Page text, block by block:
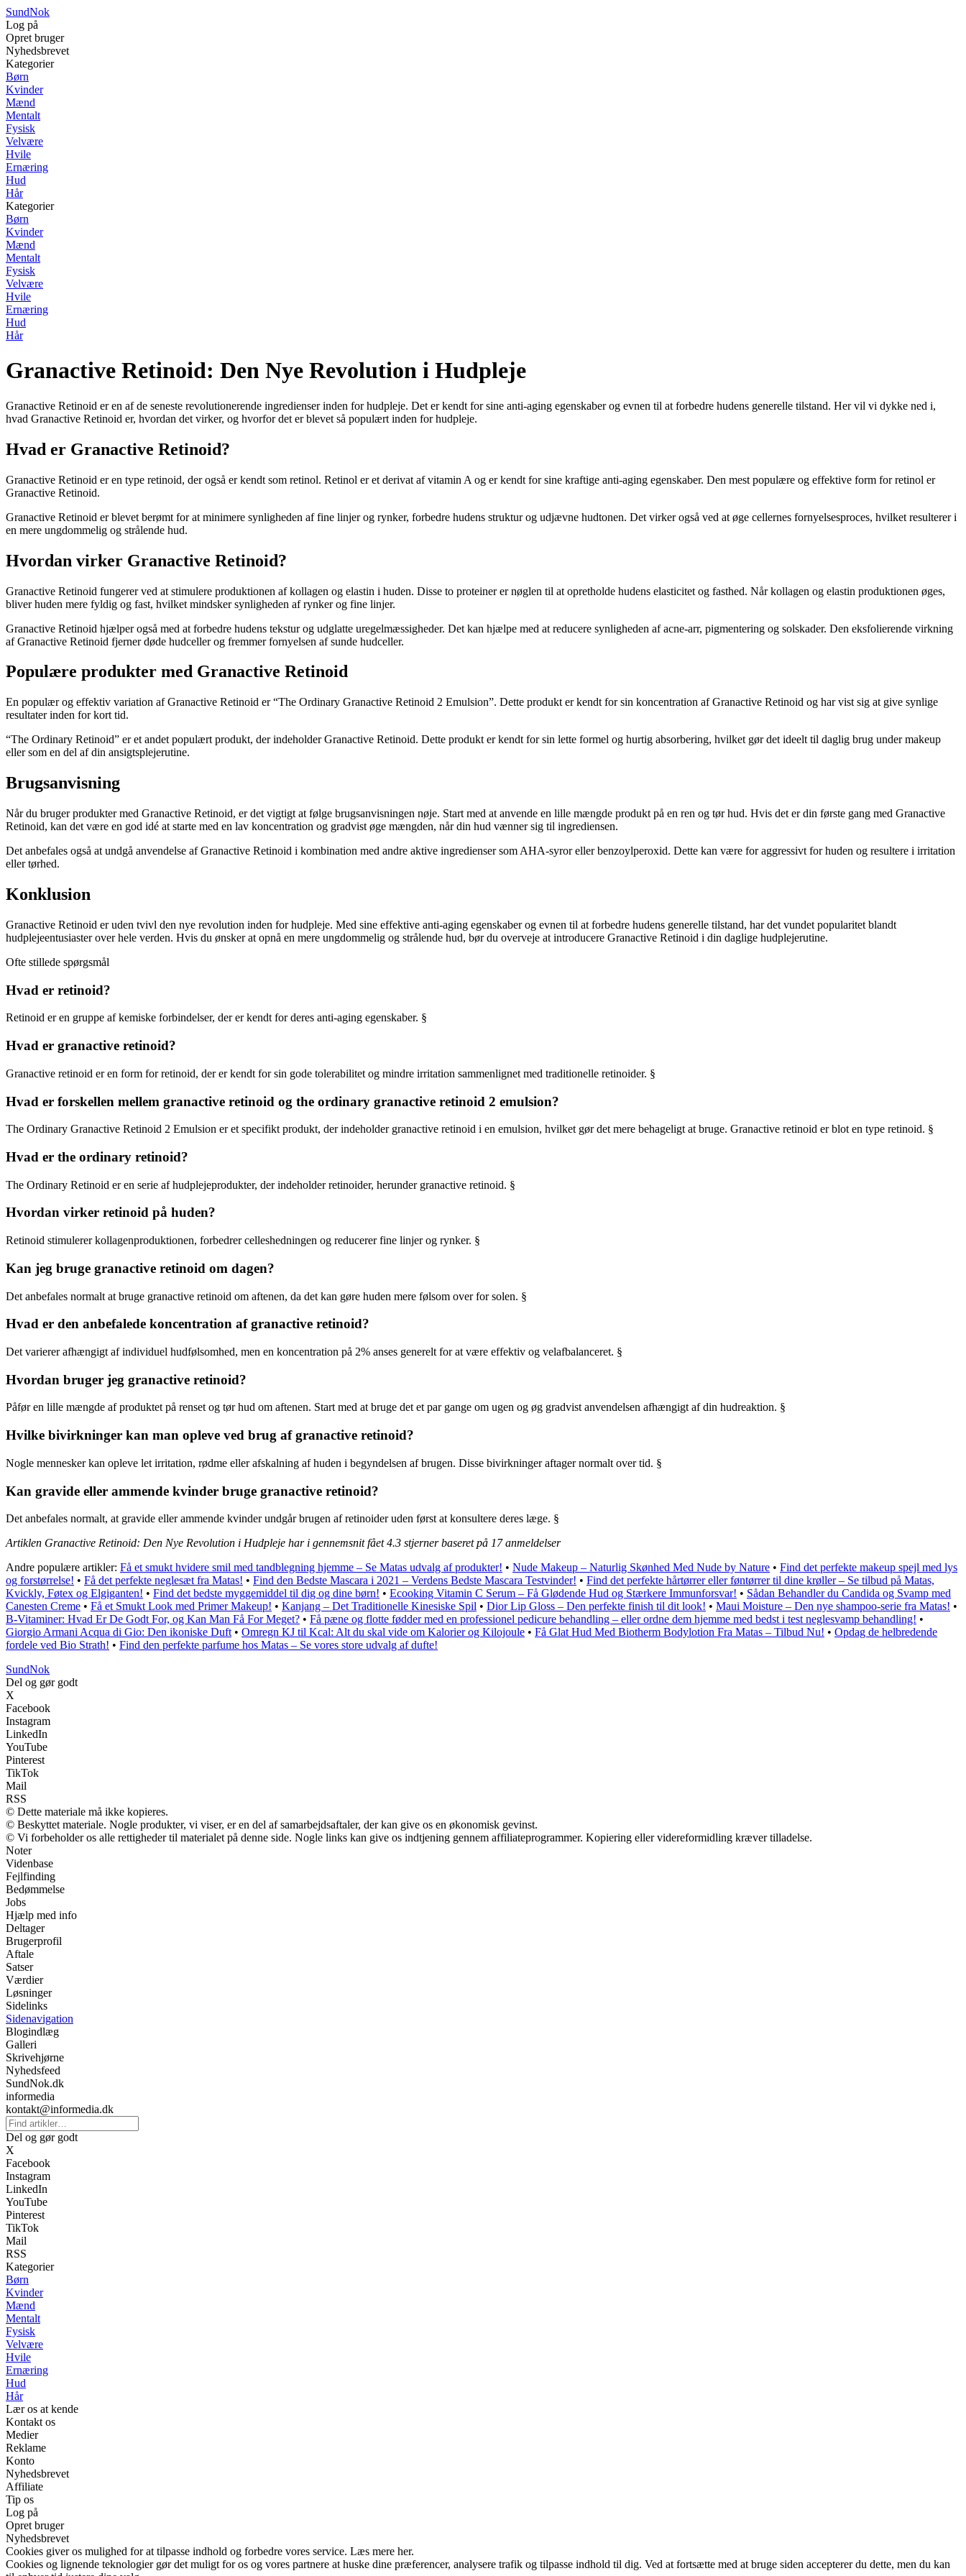
SundNok
Log på
Opret bruger
Nyhedsbrevet
Kategorier
Børn
Kvinder
Mænd
Mentalt
Fysisk
Velvære
Hvile
Ernæring
Hud
Hår
Kategorier
Børn
Kvinder
Mænd
Mentalt
Fysisk
Velvære
Hvile
Ernæring
Hud
Hår
Granactive Retinoid: Den Nye Revolution i Hudpleje
Granactive Retinoid er en af de seneste revolutionerende ingredienser inden for hudpleje. Det er kendt for sine anti-aging egenskaber og evnen til at forbedre hudens generelle tilstand. Her vil vi dykke ned i,
hvad Granactive Retinoid er, hvordan det virker, og hvorfor det er blevet så populært inden for hudpleje.
Hvad er Granactive Retinoid?
Granactive Retinoid er en type retinoid, der også er kendt som retinol. Retinol er et derivat af vitamin A og er kendt for sine kraftige anti-aging egenskaber. Den mest populære og effektive form for retinol er
Granactive Retinoid.
Granactive Retinoid er blevet berømt for at minimere synligheden af fine linjer og rynker, forbedre hudens struktur og udjævne hudtonen. Det virker også ved at øge cellernes fornyelsesproces, hvilket resulterer i
en mere ungdommelig og strålende hud.
Hvordan virker Granactive Retinoid?
Granactive Retinoid fungerer ved at stimulere produktionen af ​​kollagen og elastin i huden. Disse to proteiner er nøglen til at opretholde hudens elasticitet og fasthed. Når kollagen og elastin produktionen øges,
bliver huden mere fyldig og fast, hvilket mindsker synligheden af ​​rynker og fine linjer.
Granactive Retinoid hjælper også med at forbedre hudens tekstur og udglatte uregelmæssigheder. Det kan hjælpe med at reducere synligheden af ​​acne-arr, pigmentering og solskader. Den eksfolierende virkning
af Granactive Retinoid fjerner døde hudceller og fremmer fornyelsen af ​​sunde hudceller.
Populære produkter med Granactive Retinoid
En populær og effektiv variation af Granactive Retinoid er “The Ordinary Granactive Retinoid 2 Emulsion”. Dette produkt er kendt for sin koncentration af Granactive Retinoid og har vist sig at give synlige
resultater inden for kort tid.
“The Ordinary Retinoid” er et andet populært produkt, der indeholder Granactive Retinoid. Dette produkt er kendt for sin lette formel og hurtig absorbering, hvilket gør det ideelt til daglig brug under makeup
eller som en del af din ansigtsplejerutine.
Brugsanvisning
Når du bruger produkter med Granactive Retinoid, er det vigtigt at følge brugsanvisningen nøje. Start med at anvende en lille mængde produkt på en ren og tør hud. Hvis det er din første gang med Granactive
Retinoid, kan det være en god idé at starte med en lav koncentration og gradvist øge mængden, når din hud vænner sig til ingrediensen.
Det anbefales også at undgå anvendelse af Granactive Retinoid i kombination med andre aktive ingredienser som AHA-syror eller benzoylperoxid. Dette kan være for aggressivt for huden og resultere i irritation
eller tørhed.
Konklusion
Granactive Retinoid er uden tvivl den nye revolution inden for hudpleje. Med sine effektive anti-aging egenskaber og evnen til at forbedre hudens generelle tilstand, har det vundet popularitet blandt
hudplejeentusiaster over hele verden. Hvis du ønsker at opnå en mere ungdommelig og strålende hud, bør du overveje at introducere Granactive Retinoid i din daglige hudplejerutine.
Ofte stillede spørgsmål
Hvad er retinoid?
Retinoid er en gruppe af kemiske forbindelser, der er kendt for deres anti-aging egenskaber. §
Hvad er granactive retinoid?
Granactive retinoid er en form for retinoid, der er kendt for sin gode tolerabilitet og mindre irritation sammenlignet med traditionelle retinoider. §
Hvad er forskellen mellem granactive retinoid og the ordinary granactive retinoid 2 emulsion?
The Ordinary Granactive Retinoid 2 Emulsion er et specifikt produkt, der indeholder granactive retinoid i en emulsion, hvilket gør det mere behageligt at bruge. Granactive retinoid er blot en type retinoid. §
Hvad er the ordinary retinoid?
The Ordinary Retinoid er en serie af hudplejeprodukter, der indeholder retinoider, herunder granactive retinoid. §
Hvordan virker retinoid på huden?
Retinoid stimulerer kollagenproduktionen, forbedrer celleshedningen og reducerer fine linjer og rynker. §
Kan jeg bruge granactive retinoid om dagen?
Det anbefales normalt at bruge granactive retinoid om aftenen, da det kan gøre huden mere følsom over for solen. §
Hvad er den anbefalede koncentration af granactive retinoid?
Det varierer afhængigt af individuel hudfølsomhed, men en koncentration på 2% anses generelt for at være effektiv og velafbalanceret. §
Hvordan bruger jeg granactive retinoid?
Påfør en lille mængde af produktet på renset og tør hud om aftenen. Start med at bruge det et par gange om ugen og øg gradvist anvendelsen afhængigt af din hudreaktion. §
Hvilke bivirkninger kan man opleve ved brug af granactive retinoid?
Nogle mennesker kan opleve let irritation, rødme eller afskalning af huden i begyndelsen af brugen. Disse bivirkninger aftager normalt over tid. §
Kan gravide eller ammende kvinder bruge granactive retinoid?
Det anbefales normalt, at gravide eller ammende kvinder undgår brugen af retinoider uden først at konsultere deres læge. §
Artiklen Granactive Retinoid: Den Nye Revolution i Hudpleje har i gennemsnit fået4.3 stjerner baseret på 17anmeldelser
Andre populære artikler: Få et smukt hvidere smil med tandblegning hjemme – Se Matas udvalg af produkter! • Nude Makeup – Naturlig Skønhed Med Nude by Nature • Find det perfekte makeup spejl med lys
og forstørrelse! • Få det perfekte neglesæt fra Matas! • Find den Bedste Mascara i 2021 – Verdens Bedste Mascara Testvinder! • Find det perfekte hårtørrer eller føntørrer til dine krøller – Se tilbud på Matas,
Kvickly, Føtex og Elgiganten! • Find det bedste myggemiddel til dig og dine børn! • Ecooking Vitamin C Serum – Få Glødende Hud og Stærkere Immunforsvar! • Sådan Behandler du Candida og Svamp med
Canesten Creme • Få et Smukt Look med Primer Makeup! • Kanjang – Det Traditionelle Kinesiske Spil • Dior Lip Gloss – Den perfekte finish til dit look! • Maui Moisture – Den nye shampoo-serie fra Matas! •
B-Vitaminer: Hvad Er De Godt For, og Kan Man Få For Meget? • Få pæne og flotte fødder med en professionel pedicure behandling – eller ordne dem hjemme med bedst i test neglesvamp behandling! •
Giorgio Armani Acqua di Gio: Den ikoniske Duft • Omregn KJ til Kcal: Alt du skal vide om Kalorier og Kilojoule • Få Glat Hud Med Biotherm Bodylotion Fra Matas – Tilbud Nu! • Opdag de helbredende
fordele ved Bio Strath! • Find den perfekte parfume hos Matas – Se vores store udvalg af dufte!
SundNok
Del og gør godt
X
Facebook
Instagram
LinkedIn
YouTube
Pinterest
TikTok
Mail
RSS
© Dette materiale må ikke kopieres.
© Beskyttet materiale. Nogle produkter, vi viser, er en del af samarbejdsaftaler, der kan give os en økonomisk gevinst.
© Vi forbeholder os alle rettigheder til materialet på denne side. Nogle links kan give os indtjening gennem affiliateprogrammer. Kopiering eller videreformidling kræver tilladelse.
Noter
Videnbase
Fejlfinding
Bedømmelse
Jobs
Hjælp med info
Deltager
Brugerprofil
Aftale
Satser
Værdier
Løsninger
Sidelinks
Sidenavigation
Blogindlæg
Galleri
Skrivehjørne
Nyhedsfeed
SundNok.dk
informedia
kontakt@informedia.dk
Del og gør godt
X
Facebook
Instagram
LinkedIn
YouTube
Pinterest
TikTok
Mail
RSS
Kategorier
Børn
Kvinder
Mænd
Mentalt
Fysisk
Velvære
Hvile
Ernæring
Hud
Hår
Lær os at kende
Kontakt os
Medier
Reklame
Konto
Nyhedsbrevet
Affiliate
Tip os
Log på
Opret bruger
Nyhedsbrevet
Cookies giver os mulighed for at tilpasse indhold og forbedre vores service. Læs mere her.
Cookies og lignende teknologier gør det muligt for os og vores partnere at huske dine præferencer, analysere trafik og tilpasse indhold til dig. Ved at fortsætte med at bruge siden accepterer du dette, men du kan